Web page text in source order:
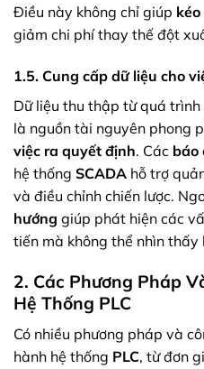
Điều này không chỉ giúp
giảm chi phí thay thế đột
1.5. Cung cấp dữ liệu cho
Dữ liệu thu thập từ quá
là nguồn tài nguyên phong
việc ra quyết định. Các báo
hệ thống SCADA hỗ trợ
và điều chỉnh chiến lược.
hướng giúp phát hiện các
tiến mà không thể nhìn
2. Các Phương Pháp
Hệ Thống PLC
Có nhiều phương pháp và
hành hệ thống PLC, từ đơn